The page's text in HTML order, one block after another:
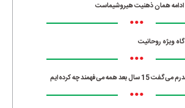
ادامه همان ذهنیت هیروشیماست
•••
ویژه روحانیت
•••
می‌فهمند چه کرده‌ایم
•••